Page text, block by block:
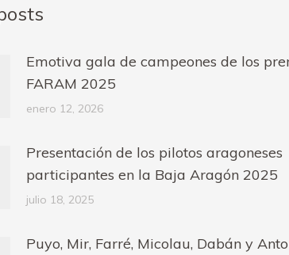
Emotiva gala de campeones de los
FARAM 2025
enero 12, 2026
Presentación de los pilotos aragoneses
participantes en la Baja Aragón 2025
julio 18, 2025
Puyo, Mir, Farré, Micolau, Dabán y